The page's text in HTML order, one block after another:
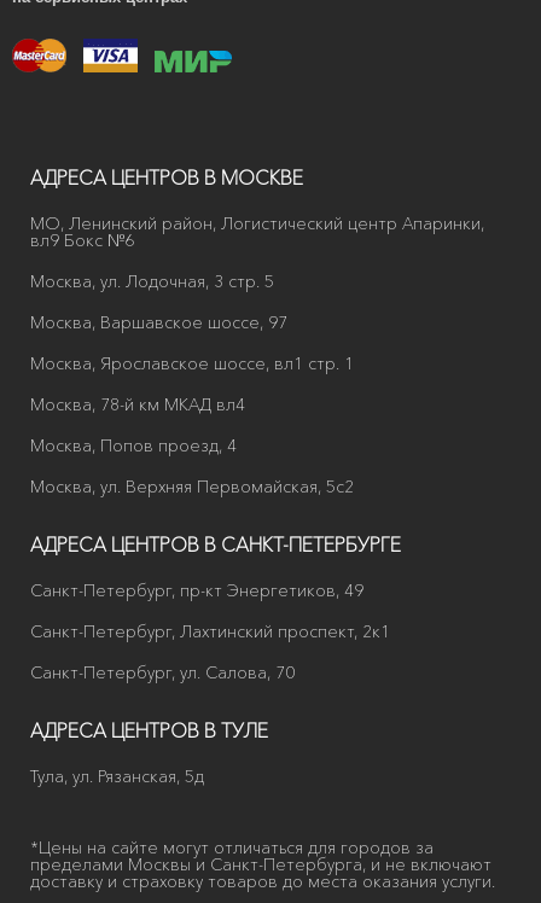
АДРЕСА ЦЕНТРОВ В МОСКВЕ
МО, Ленинский район, Логистический центр Апаринки,
вл9 Бокс №6
Москва, ул. Лодочная, 3 стр. 5
Москва, Варшавское шоссе, 97
Москва, Ярославское шоссе, вл1 стр. 1
Москва, 78-й км МКАД вл4
Москва, Попов проезд, 4
Москва, ул. Верхняя Первомайская, 5с2
АДРЕСА ЦЕНТРОВ В САНКТ-ПЕТЕРБУРГЕ
Санкт-Петербург, пр-кт Энергетиков, 49
Санкт-Петербург, Лахтинский проспект, 2к1
Санкт-Петербург, ул. Салова, 70
АДРЕСА ЦЕНТРОВ В ТУЛЕ
Тула, ул. Рязанская, 5д
*Цены на сайте могут отличаться для городов за
пределами Москвы и Санкт-Петербурга, и не включают
доставку и страховку товаров до места оказания услуги.